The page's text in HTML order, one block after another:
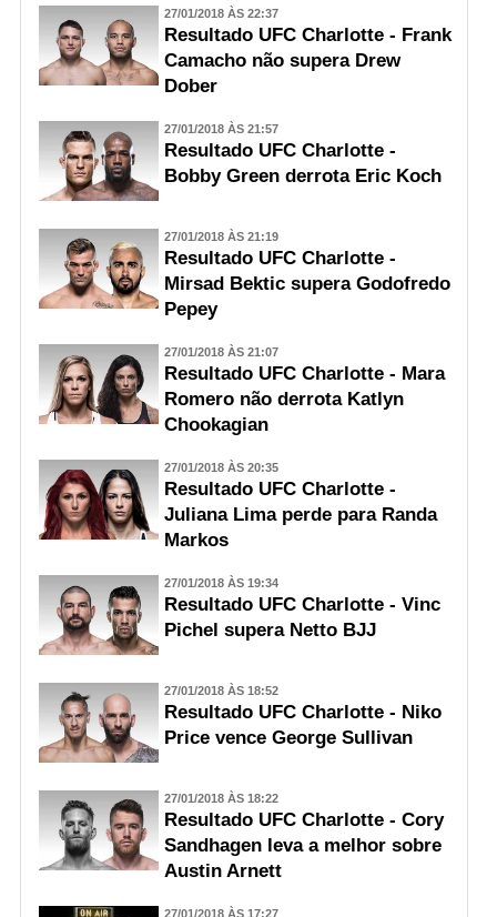
27/01/2018 ÀS 22:37
Resultado UFC Charlotte - Frank
Camacho não supera Drew
Dober
27/01/2018 ÀS 21:57
Resultado UFC Charlotte -
Bobby Green derrota Eric Koch
27/01/2018 ÀS 21:19
Resultado UFC Charlotte -
Mirsad Bektic supera Godofredo
Pepey
27/01/2018 ÀS 21:07
Resultado UFC Charlotte - Mara
Romero não derrota Katlyn
Chookagian
27/01/2018 ÀS 20:35
Resultado UFC Charlotte -
Juliana Lima perde para Randa
Markos
27/01/2018 ÀS 19:34
Resultado UFC Charlotte - Vinc
Pichel supera Netto BJJ
27/01/2018 ÀS 18:52
Resultado UFC Charlotte - Niko
Price vence George Sullivan
27/01/2018 ÀS 18:22
Resultado UFC Charlotte - Cory
Sandhagen leva a melhor sobre
Austin Arnett
27/01/2018 ÀS 17:27